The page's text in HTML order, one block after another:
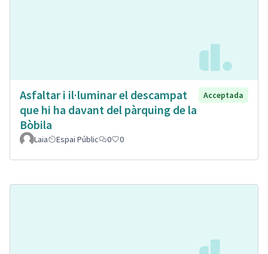
Asfaltar i il·luminar el descampat
que hi ha davant del pàrquing de la
Bòbila
Acceptada
Laia Espai Públic 0 0